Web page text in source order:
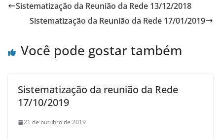
Sistematização da Reunião da Rede 13/12/2018
Sistematização da Reunião da Rede 17/01/2019
Você pode gostar também
Sistematização da reunião da Rede
17/10/2019
21 de outubro de 2019